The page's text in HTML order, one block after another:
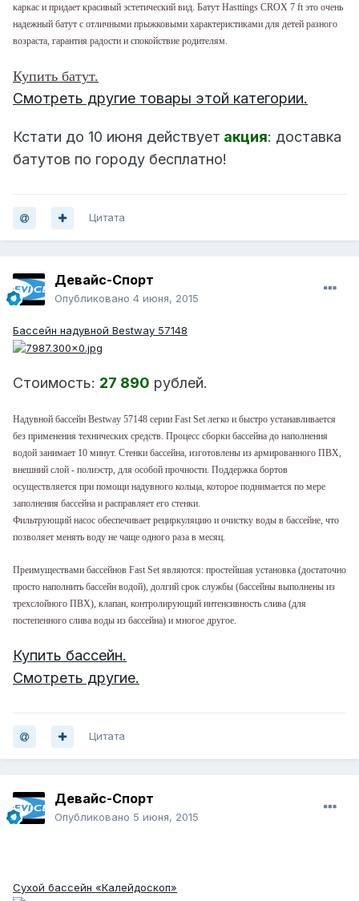
каркас и придает красивый эстетический вид. Батут Hasttings CROX 7 ft это очень
надежный батут с отличными прыжковыми характеристиками для детей разного
возраста, гарантия радости и спокойствие родителям.
Купить батут.
Смотреть другие товары этой категории.
Кстати до 10 июня действует акция: доставка
батутов по городу бесплатно!
Цитата
Девайс-Спорт
Опубликовано 4 июня, 2015
Бассейн надувной Bestway 57148
Стоимость: 27 890 рублей.
Надувной бассейн Bestway 57148 серии Fast Set легко и быстро устанавливается
без применения технических средств. Процесс сборки бассейна до наполнения
водой занимает 10 минут. Стенки бассейна, изготовлены из армированного ПВХ,
внешний слой - полиэстр, для особой прочности. Поддержка бортов
осуществляется при помощи надувного кольца, которое поднимается по мере
заполнения бассейна и расправляет его стенки.
Фильтрующий насос обеспечивает рециркуляцию и очистку воды в бассейне, что
позволяет менять воду не чаще одного раза в месяц.
Преимуществами бассейнов Fast Set являются: простейшая установка (достаточно
просто наполнить бассейн водой), долгий срок службы (бассейны выполнены из
трехслойного ПВХ), клапан, контролирующий интенсивность слива (для
постепенного слива воды из бассейна) и многое другое.
Купить бассейн.
Смотреть другие.
Цитата
Девайс-Спорт
Опубликовано 5 июня, 2015
Сухой бассейн «Калейдоскоп»